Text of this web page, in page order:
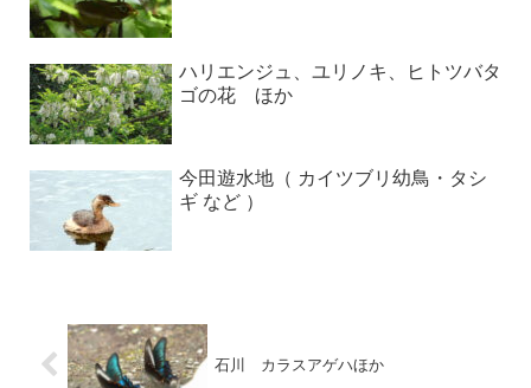
ハリエンジュ、ユリノキ、ヒトツバタ
ゴの花 ほか
今田遊水地（ カイツブリ幼鳥・タシ
ギ など ）
石川 カラスアゲハほか